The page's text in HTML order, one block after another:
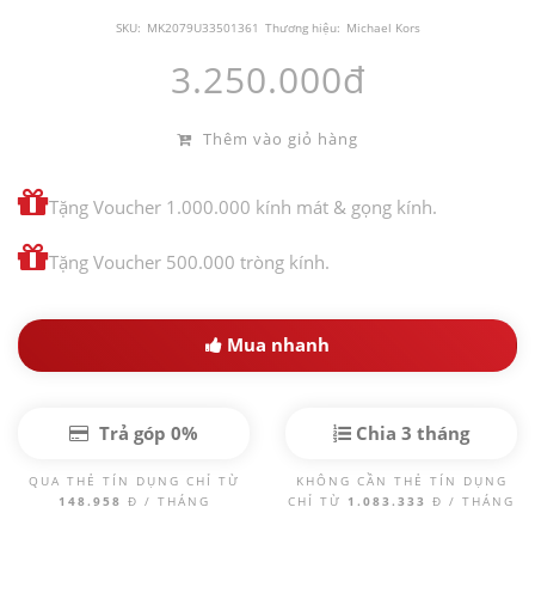
SKU: MK2079U33501361 Thương hiệu: Michael Kors
3.250.000đ
Thêm vào giỏ hàng
Tặng Voucher 1.000.000 kính mát & gọng kính.
Tặng Voucher 500.000 tròng kính.
Mua nhanh
Trả góp 0%
QUA THẺ TÍN DỤNG CHỈ TỪ
148.958 Đ / THÁNG
Chia 3 tháng
KHÔNG CẦN THẺ TÍN DỤNG
CHỈ TỪ 1.083.333 Đ / THÁNG